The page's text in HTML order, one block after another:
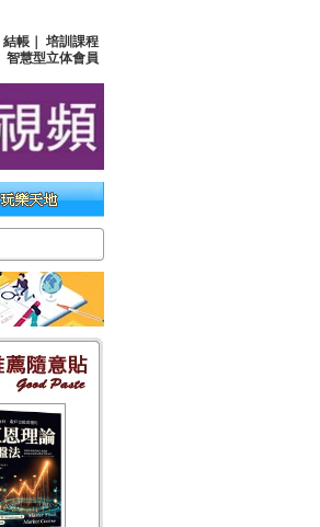
結帳
培訓課程
智慧型立体會員